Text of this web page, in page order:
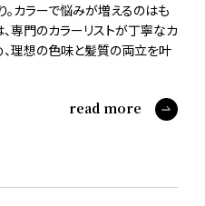
。カラーで悩みが増えるのはも
専門のカラーリストが丁寧なカ
理想の色味と髪質の両立を叶
read more